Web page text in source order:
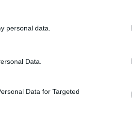
personal data.
Data.
Data for Targeted